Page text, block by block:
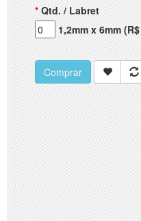
Qtd. / Labret
1,2mm x 6mm
Comprar